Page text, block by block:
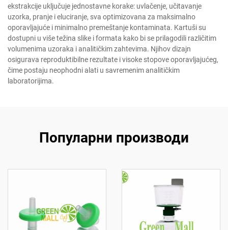
ekstrakcije uključuje jednostavne korake: uvlačenje, učitavanje
uzorka, pranje i eluciranje, sva optimizovana za maksimalno
oporavljajuće i minimalno premeštanje kontaminata. Kartuši su
dostupni u više težina slike i formata kako bi se prilagodili različitim
volumenima uzoraka i analitičkim zahtevima. Njihov dizajn
osigurava reproduktibilne rezultate i visoke stopove oporavljajućeg,
čime postaju neophodni alati u savremenim analitičkim
laboratorijima.
Популарни производи